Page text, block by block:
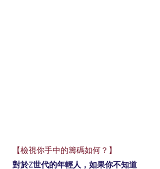
【檢視你手中的籌碼如何？】
對於Z世代的年輕人，如果你不知道